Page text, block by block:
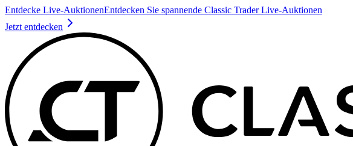
Entdecke Live-AuktionenEntdecken Sie spannende Classic Trader Live-Auktionen
Jetzt entdecken